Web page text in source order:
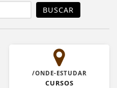
BUSCAR
/ONDE-ESTUDAR
CURSOS